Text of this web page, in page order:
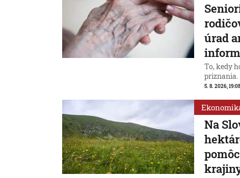
úrad
To, kedy
priznania.
5. 8. 2026,
Na